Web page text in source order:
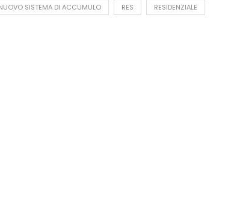
SISTEMA DI ACCUMULO RES RESIDENZIALE